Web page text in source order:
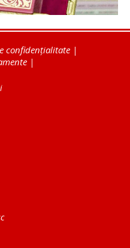
confidențialitate |
|